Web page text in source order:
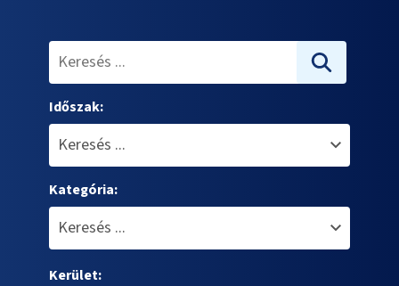
Időszak:
Kategória:
Kerület: